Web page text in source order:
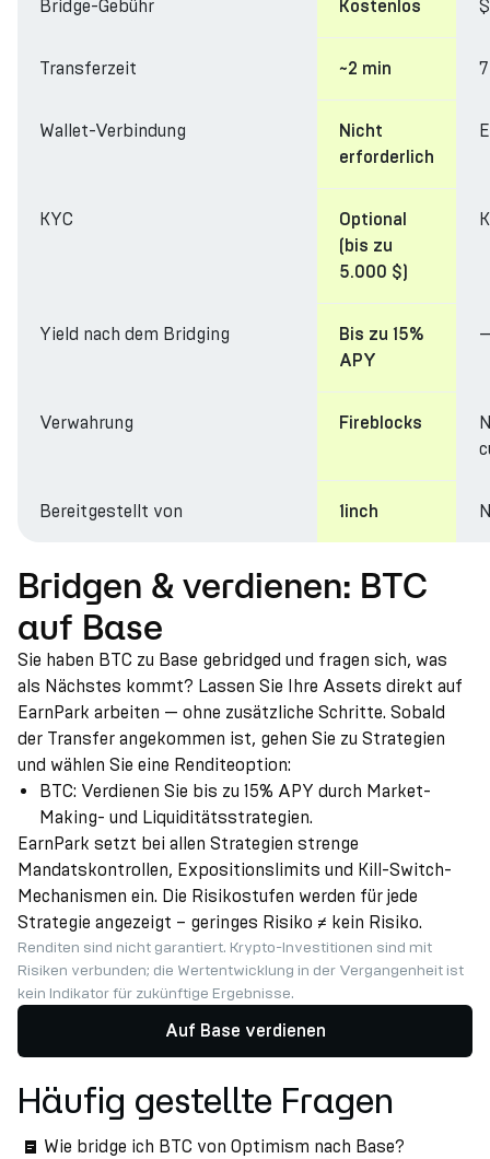
Bridge-Gebühr Kostenlos
Transferzeit ~2 min
Wallet-Verbindung
Nicht
erforderlich
KYC
Optional
(bis zu
5.000 $)
Yield nach dem Bridging
Bis zu 15%
APY
Verwahrung Fireblocks
Bereitgestellt von 1inch
Bridgen & verdienen: BTC
auf Base
Sie haben BTC zu Base gebridged und fragen sich, was
als Nächstes kommt? Lassen Sie Ihre Assets direkt auf
EarnPark arbeiten — ohne zusätzliche Schritte. Sobald
der Transfer angekommen ist, gehen Sie zu Strategien
und wählen Sie eine Renditeoption:
BTC: Verdienen Sie bis zu 15% APY durch Market-
Making- und Liquiditätsstrategien.
EarnPark setzt bei allen Strategien strenge
Mandatskontrollen, Expositionslimits und Kill-Switch-
Mechanismen ein. Die Risikostufen werden für jede
Strategie angezeigt – geringes Risiko ≠ kein Risiko.
Renditen sind nicht garantiert. Krypto-Investitionen sind mit
Risiken verbunden; die Wertentwicklung in der Vergangenheit ist
kein Indikator für zukünftige Ergebnisse.
Auf Base verdienen
Häufig gestellte Fragen
Wie bridge ich BTC von Optimism nach Base?